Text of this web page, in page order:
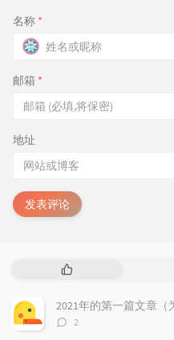
名称 *
邮箱 *
地址
发表评论
热
文
章
2021年的第一篇文章（
评
2